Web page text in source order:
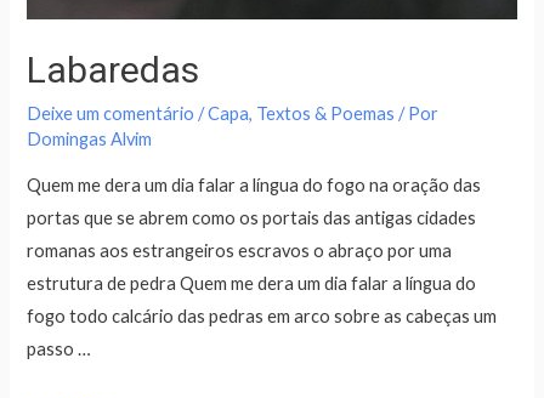
Labaredas
Deixe um comentário /Capa, Textos & Poemas / Por
Domingas Alvim
Quem me dera um dia falar a língua do fogo na oração das
portas que se abrem como os portais das antigas cidades
romanas aos estrangeiros escravos o abraço por uma
estrutura de pedra Quem me dera um dia falar a língua do
fogo todo calcário das pedras em arco sobre as cabeças um
passo …